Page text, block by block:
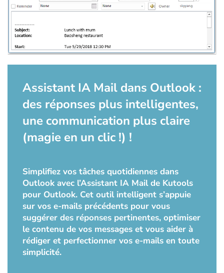
Assistant IA Mail dans Outlook :
des réponses plus intelligentes,
une communication plus claire
(magie en un clic !) !
Simplifiez vos tâches quotidiennes dans
Outlook avec l’Assistant IA Mail de Kutools
pour Outlook. Cet outil intelligent s’appuie
sur vos e-mails précédents pour vous
suggérer des réponses pertinentes, optimiser
le contenu de vos messages et vous aider à
rédiger et perfectionner vos e-mails en toute
simplicité.